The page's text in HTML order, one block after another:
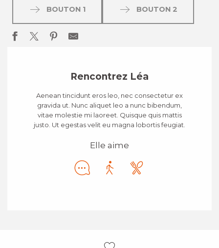
BOUTON 1 BOUTON 2
Rencontrez Léa
Aenean tincidunt eros leo, nec consectetur ex
gravida ut. Nunc aliquet leo a nunc bibendum,
vitae molestie mi laoreet. Quisque quis mattis
justo. Ut egestas velit eu magna lobortis feugiat.
Elle aime